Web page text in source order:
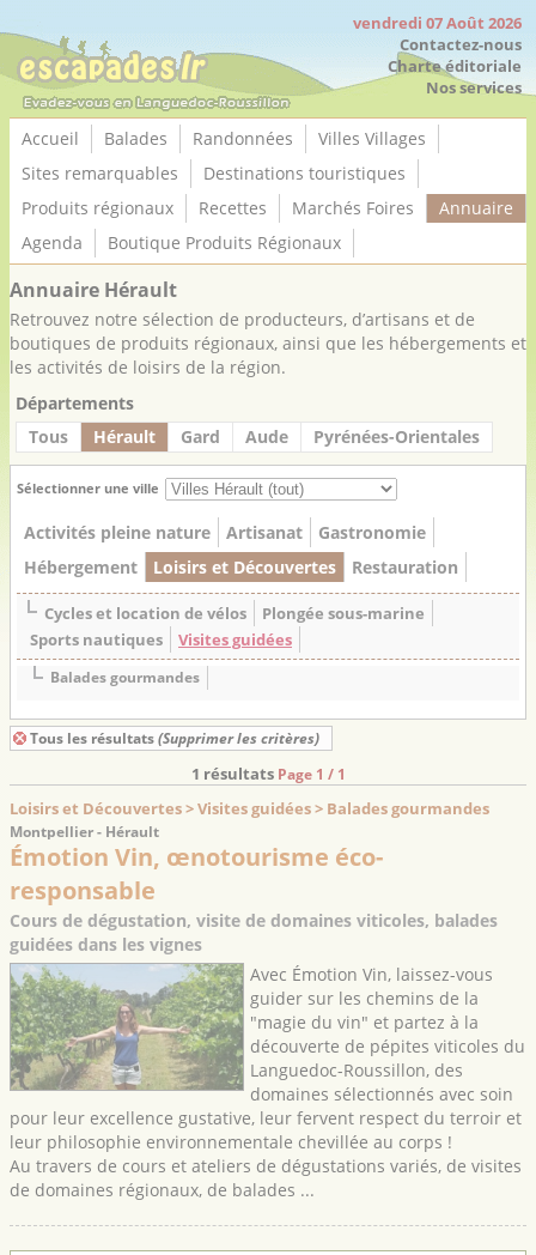
vendredi 07 Août 2026
Contactez-nous
Charte éditoriale
Nos services
Accueil Balades Randonnées
Villes Villages
Sites remarquables
Destinations touristiques
Produits régionaux
Recettes Marchés Foires
Annuaire
Agenda
Boutique Produits Régionaux
Annuaire Hérault
Retrouvez notre sélection de producteurs, d’artisans et de
boutiques de produits régionaux, ainsi que les hébergements et
les activités de loisirs de la région.
Départements
Tous
Hérault Gard Aude Pyrénées-Orientales
Sélectionner une ville
Activités pleine nature Artisanat
Gastronomie
Hébergement
Loisirs et Découvertes Restauration
Cycles et location de vélos
Plongée sous-marine
Sports nautiques
Visites guidées
Balades gourmandes
Tous les résultats (Supprimer les critères)
1 résultats Page 1 / 1
Loisirs et Découvertes > Visites guidées > Balades gourmandes
Montpellier - Hérault
Émotion Vin, œnotourisme éco-
responsable
Cours de dégustation, visite de domaines viticoles, balades
guidées dans les vignes
Avec Émotion Vin, laissez-vous
guider sur les chemins de la
"magie du vin" et partez à la
découverte de pépites viticoles du
Languedoc-Roussillon, des
domaines sélectionnés avec soin
pour leur excellence gustative, leur fervent respect du terroir et
leur philosophie environnementale chevillée au corps !
Au travers de cours et ateliers de dégustations variés, de visites
de domaines régionaux, de balades ...